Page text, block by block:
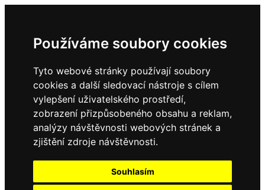
Používáme soubory cookies
Tyto webové stránky používají soubory
cookies a další sledovací nástroje s cílem
vylepšení uživatelského prostředí,
zobrazení přizpůsobeného obsahu a reklam,
analýzy návštěvnosti webových stránek a
zjištění zdroje návštěvnosti.
Souhlasím